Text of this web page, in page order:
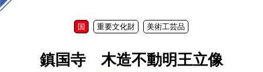
国 重要文化財 美術工芸品
鎮国寺 木造不動明王立像